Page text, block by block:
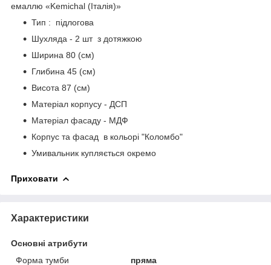
емаллю «Kemichal (Італія)»
Тип : підлогова
Шухляда - 2 шт з дотяжкою
Ширина 80 (см)
Глибина 45 (см)
Висота 87 (см)
Матеріал корпусу - ДСП
Матеріал фасаду - МДФ
Корпус та фасад в кольорі "Коломбо"
Умивальник купляється окремо
Приховати
Характеристики
Основні атрибути
Форма тумби
пряма